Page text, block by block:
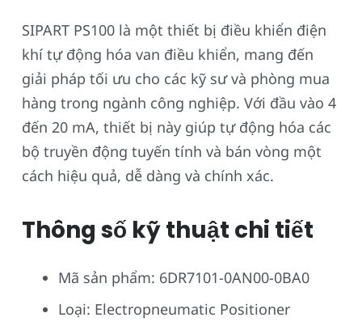
SIPART PS100 là một thiết bị điều khiển điện
khí tự động hóa van điều khiển, mang đến
giải pháp tối ưu cho các kỹ sư và phòng mua
hàng trong ngành công nghiệp. Với đầu vào 4
đến 20 mA, thiết bị này giúp tự động hóa các
bộ truyền động tuyến tính và bán vòng một
cách hiệu quả, dễ dàng và chính xác.
Thông số kỹ thuật chi tiết
Mã sản phẩm: 6DR7101-0AN00-0BA0
Loại: Electropneumatic Positioner